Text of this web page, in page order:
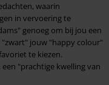
waarin
in vervoering te
genoeg om bij jou een
"zwart" jouw "happy colour"
te kiezen.
"prachtige kwelling van